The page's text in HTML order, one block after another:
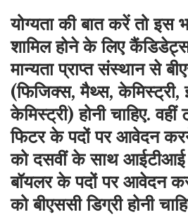
योग्यता की बात करें तो इस
शामिल होने के लिए
मान्यता प्राप्त संस्थान से
(फिजिक्स, मैथ्स, केमिस्ट्री,
केमिस्ट्री) होनी चाहिए.
फिटर के पदों पर आवेदन
को दसवीं के साथ आईटीआई
बॉयलर के पदों पर आवेदन
को बीएससी डिग्री होनी